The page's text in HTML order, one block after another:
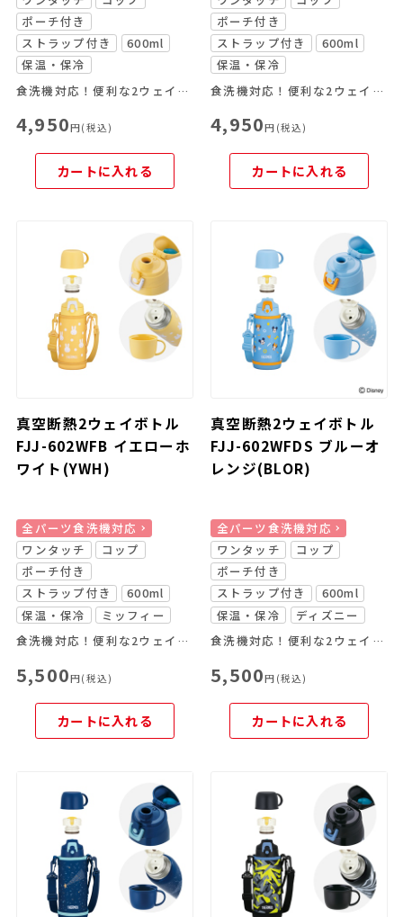
ポーチ付き
ストラップ付き
600ml
保温・保冷
食洗機対応！便利な2ウェイボトル
4,950円(税込)
カートに入れる
ポーチ付き
ストラップ付き
600ml
保温・保冷
食洗機対応！便利な2ウェイボトル
4,950円(税込)
カートに入れる
真空断熱2ウェイボトル
FJJ-602WFB イエローホ
ワイト(YWH)
全パーツ食洗機対応
ワンタッチ
コップ
ポーチ付き
ストラップ付き
600ml
保温・保冷
ミッフィー
食洗機対応！便利な2ウェイボトル
5,500円(税込)
カートに入れる
真空断熱2ウェイボトル
FJJ-602WFDS ブルーオ
レンジ(BLOR)
全パーツ食洗機対応
ワンタッチ
コップ
ポーチ付き
ストラップ付き
600ml
保温・保冷
ディズニー
食洗機対応！便利な2ウェイボトル
5,500円(税込)
カートに入れる